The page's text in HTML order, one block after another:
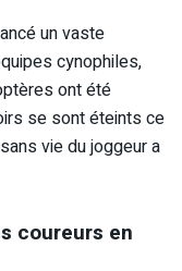
un vaste
cynophiles,
ont été
se sont éteints ce
vie du joggeur a
coureurs en